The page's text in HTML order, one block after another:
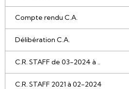
Compte rendu C.A.
Délibération C.A.
C.R. STAFF de 03-2024 à ..
C.R. STAFF 2021 à 02-2024